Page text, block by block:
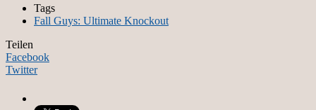
Tags
Fall Guys: Ultimate Knockout
Teilen
Facebook
Twitter